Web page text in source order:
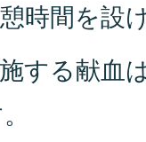
時間を設
する献血